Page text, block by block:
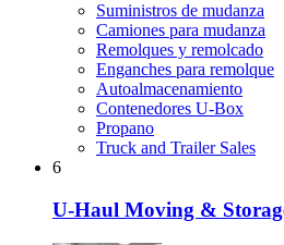
Suministros de mudanza
Camiones para mudanza
Remolques y remolcado
Enganches para remolque
Autoalmacenamiento
Contenedores U-Box
Propano
Truck and Trailer Sales
6
U-Haul Moving &